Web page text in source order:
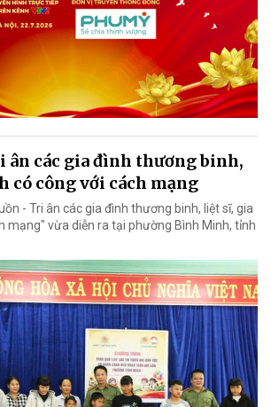
ân các gia đình thương binh,
có công với cách mạng
- Tri ân các gia đình thương binh, liệt sĩ, gia
mạng" vừa diễn ra tại phường Bình Minh, tỉnh